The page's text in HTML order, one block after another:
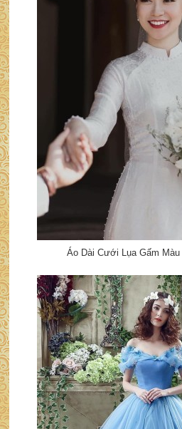
Áo Dài Cưới Lụa Gấm Màu